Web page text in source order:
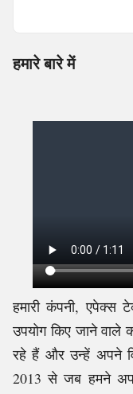
हमारे बारे में
हमारी कंपनी, एपेक्स
उपयोग किए जाने वाले
रहे हैं और उन्हें अपने
2013 से जब हमने